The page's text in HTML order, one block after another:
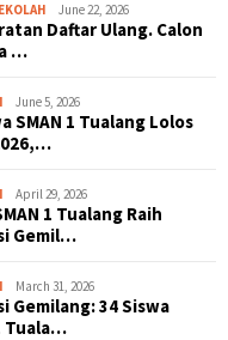
June 22, 2026
Daftar Ulang. Calon
…
June 5, 2026
SMAN 1 Tualang Lolos
April 29, 2026
1 Tualang Raih
Gemil…
March 31, 2026
Gemilang: 34 Siswa
Tuala…